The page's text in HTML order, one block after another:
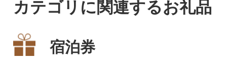
カテゴリに関連するお礼品
宿泊券